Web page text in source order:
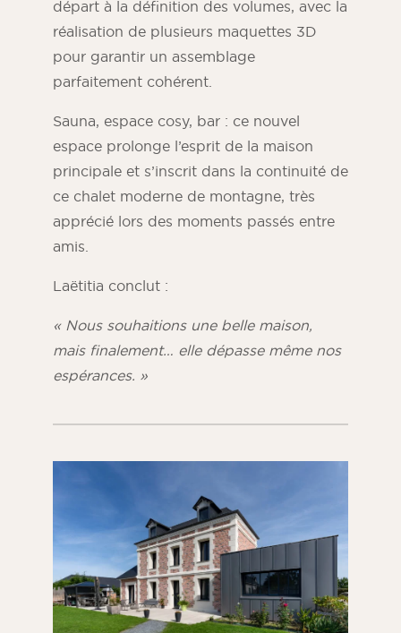
départ à la définition des volumes, avec la
réalisation de plusieurs maquettes 3D
pour garantir un assemblage
parfaitement cohérent.
Sauna, espace cosy, bar : ce nouvel
espace prolonge l’esprit de la maison
principale et s’inscrit dans la continuité de
ce chalet moderne de montagne, très
apprécié lors des moments passés entre
amis.
Laëtitia conclut :
« Nous souhaitions une belle maison,
mais finalement… elle dépasse même nos
espérances. »